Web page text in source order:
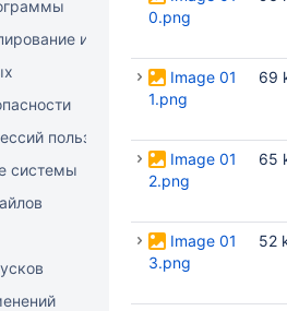
и восстановление базы
пользователя
системы
0.png
Image 01
1.png
69
Image 01
2.png
65
Image 01
3.png
52